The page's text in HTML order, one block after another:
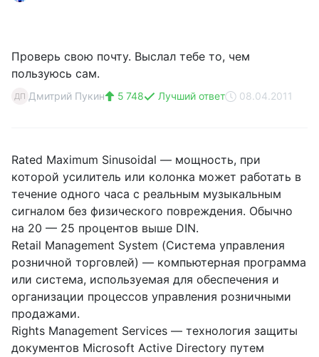
Проверь свою почту. Выслал тебе то, чем
пользуюсь сам.
ДП Дмитрий Пукин 5 748 Лучший ответ 08.04.2011
Rated Maximum Sinusoidal — мощность, при
которой усилитель или колонка может работать в
течение одного часа с реальным музыкальным
сигналом без физического повреждения. Обычно
на 20 — 25 процентов выше DIN.
Retail Management System (Система управления
розничной торговлей) — компьютерная программа
или система, используемая для обеспечения и
организации процессов управления розничными
продажами.
Rights Management Services — технология защиты
документов Microsoft Active Directory путем